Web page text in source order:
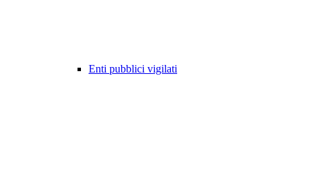
Enti pubblici vigilati